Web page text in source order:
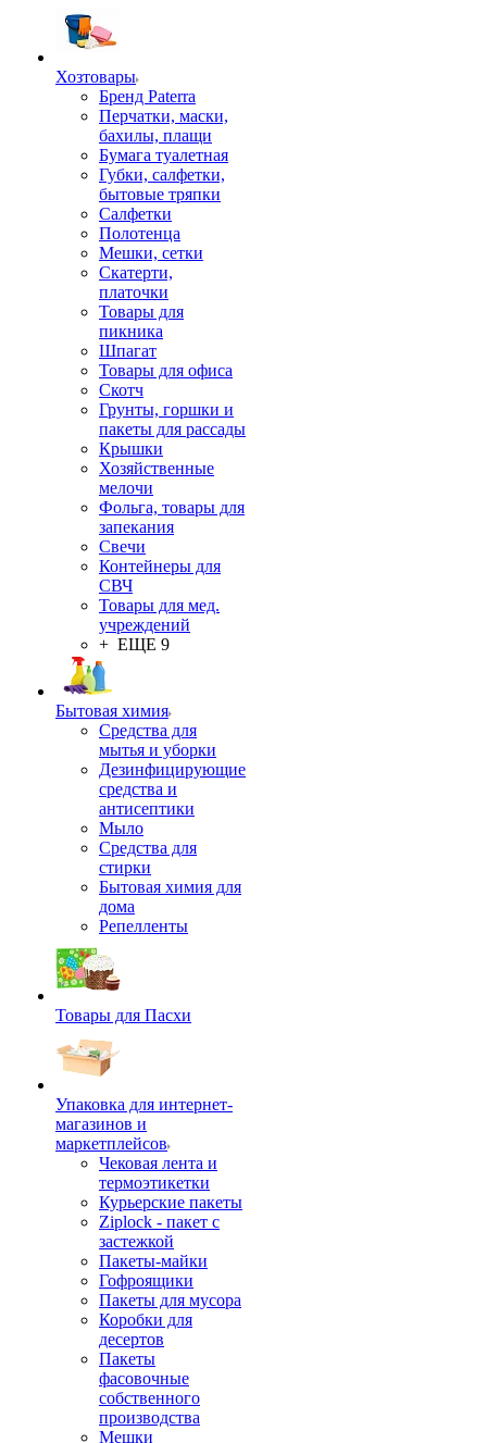
Хозтовары
Бренд Paterra
Перчатки, маски,
бахилы, плащи
Бумага туалетная
Губки, салфетки,
бытовые тряпки
Салфетки
Полотенца
Мешки, сетки
Скатерти,
платочки
Товары для
пикника
Шпагат
Товары для офиса
Скотч
Грунты, горшки и
пакеты для рассады
Крышки
Хозяйственные
мелочи
Фольга, товары для
запекания
Свечи
Контейнеры для
СВЧ
Товары для мед.
учреждений
+ ЕЩЕ 9
Бытовая химия
Средства для
мытья и уборки
Дезинфицирующие
средства и
антисептики
Мыло
Средства для
стирки
Бытовая химия для
дома
Репелленты
Товары для Пасхи
Упаковка для интернет-
магазинов и
маркетплейсов
Чековая лента и
термоэтикетки
Курьерские пакеты
Ziplock - пакет с
застежкой
Пакеты-майки
Гофроящики
Пакеты для мусора
Коробки для
десертов
Пакеты
фасовочные
собственного
производства
Мешки